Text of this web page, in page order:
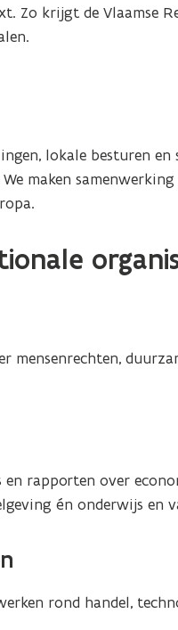
Zo krijgt de Vlaamse
lokale besturen en
maken
mensenrechten,
en rapporten over
én onderwijs en
rond handel,